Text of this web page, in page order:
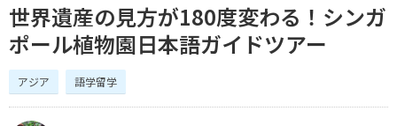
世界遺産の見方が180度変わる！シンガ
ポール植物園日本語ガイドツアー
アジア 語学留学